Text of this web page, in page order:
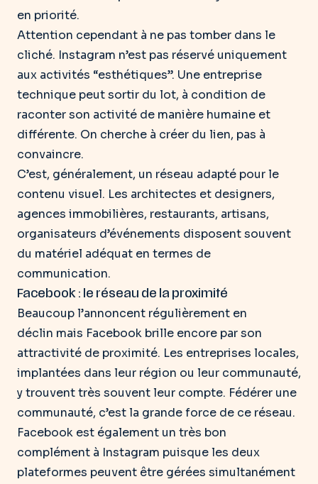
en priorité.
Attention cependant à ne pas tomber dans le
cliché. Instagram n’est pas réservé uniquement
aux activités “esthétiques”. Une entreprise
technique peut sortir du lot, à condition de
raconter son activité de manière humaine et
différente. On cherche à créer du lien, pas à
convaincre.
C’est, généralement, un réseau adapté pour le
contenu visuel. Les architectes et designers,
agences immobilières, restaurants, artisans,
organisateurs d’événements disposent souvent
du matériel adéquat en termes de
communication.
Facebook : le réseau de la proximité
Beaucoup l’annoncent régulièrement en
déclin mais Facebook brille encore par son
attractivité de proximité. Les entreprises locales,
implantées dans leur région ou leur communauté,
y trouvent très souvent leur compte. Fédérer une
communauté, c’est la grande force de ce réseau.
Facebook est également un très bon
complément à Instagram puisque les deux
plateformes peuvent être gérées simultanément